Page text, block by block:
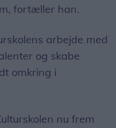
fortæller han.
arbejde med
og skabe
omkring i
nu frem